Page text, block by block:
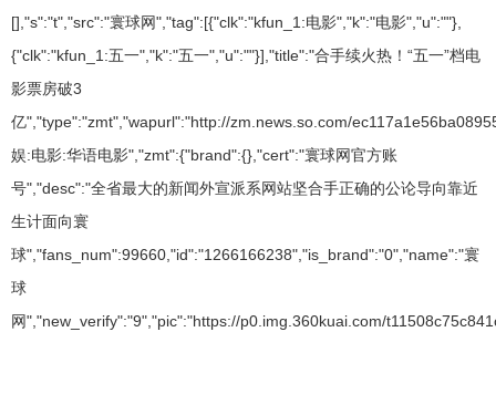
[],"s":"t","src":"寰球网","tag":[{"clk":"kfun_1:电影","k":"电影","u":""},
{"clk":"kfun_1:五一","k":"五一","u":""}],"title":"合手续火热！“五一”档电
影票房破3
亿","type":"zmt","wapurl":"http://zm.news.so.com/
娱:电影:华语电影","zmt":{"brand":{},"cert":"寰球网官方账
号","desc":"全省最大的新闻外宣派系网站坚合手正确的公论导向靠近
生计面向寰
球","fans_num":99660,"id":"1266166238","is_brand":"0","name":"寰
球
网","new_verify":"9","pic":"https://p0.img.360kuai.com/